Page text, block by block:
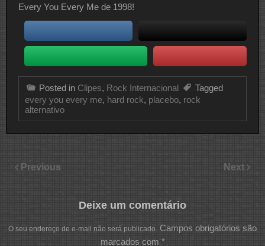
Every You Every Me de 1998!
Posted in Clipes, Rock Internacional
Tagged
every you every me, hard rock, placebo, rock
alternativo
Previous Next
Deixe um comentário
O seu endereço de e-mail não será publicado. Campos obrigatórios são
marcados com *